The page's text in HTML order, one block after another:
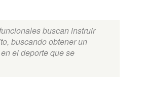
buscan instruir
buscando obtener un
el deporte que se